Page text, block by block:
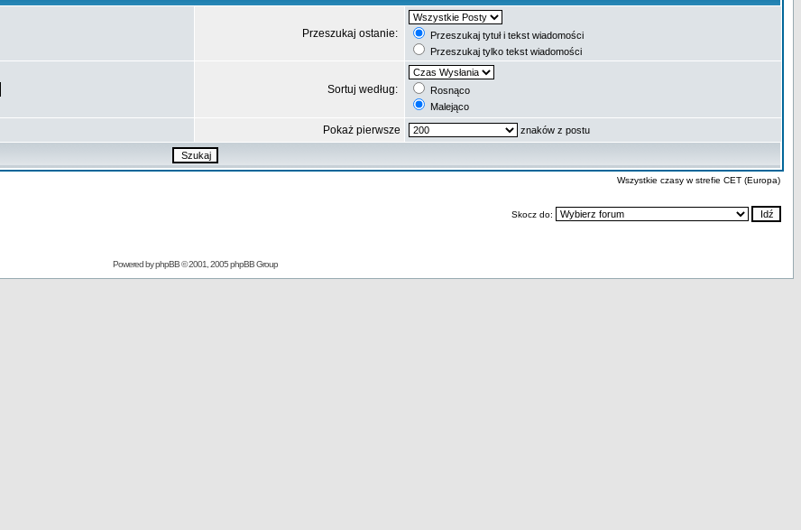
Przeszukaj ostanie:
Przeszukaj tytuł i tekst wiadomości
Przeszukaj tylko tekst wiadomości
Sortuj według:
Rosnąco
Malejąco
Pokaż pierwsze znaków z postu
Wszystkie czasy w strefie CET (Europa)
Skocz do:
Powered byphpBB© 2001, 2005 phpBB Group